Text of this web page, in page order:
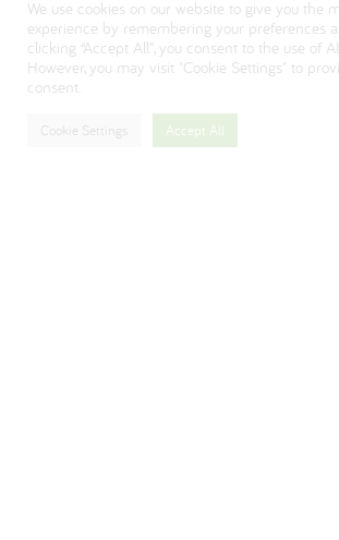
Visitez notre site institutionnel
We use cookies on our website to give you the
experience by remembering your preferences
clicking “Accept All”, you consent to the use of
However, you may visit "Cookie Settings" to
consent.
Cookie Settings Accept All